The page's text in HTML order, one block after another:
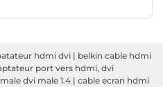
hdmi dvi | belkin cable hdmi
port vers hdmi, dvi
dvi male 1.4 | cable ecran hdmi